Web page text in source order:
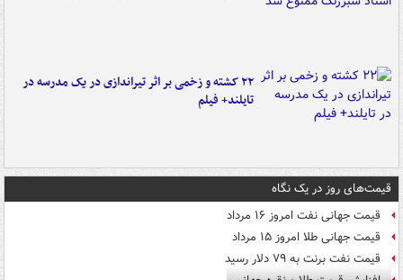
۲۲ کشته و زخمی بر اثر تیراندازی در یک مدرسه در
تایلند+ فیلم
قیمت‌های روز در یک نگاه
قیمت جهانی نفت امروز ۱۶ مرداد
قیمت جهانی طلا امروز ۱۵ مرداد
قیمت نفت برنت به ۷۹ دلار رسید